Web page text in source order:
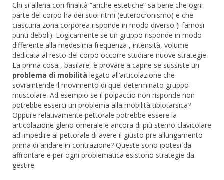
Chi si allena con finalità “anche estetiche” sa bene che ogni
parte del corpo ha dei suoi ritmi (euterocronismo) e che
ciascuna zona corporea risponde in modo diverso (i famosi
punti deboli). Logicamente se un gruppo risponde in modo
differente alla medesima frequenza , intensità, volume
dedicata al resto del corpo occorre studiare nuove strategie.
La prima cosa , basilare, è provare a capire se sussiste un
problema di mobilità legato all’articolazione che
sovraintende il movimento di quel determinato gruppo
muscolare. Ad esempio se il polpaccio non risponde non
potrebbe esserci un problema alla mobilità tibiotarsica?
Oppure relativamente pettorale potrebbe essere la
articolazione gleno omerale e ancora di più sterno clavicolare
ad impedire al pettorale di avere il giusto pre allungamento
prima di andare in contrazione? Queste sono ipotesi da
affrontare e per ogni problematica esistono strategie da
gestire.